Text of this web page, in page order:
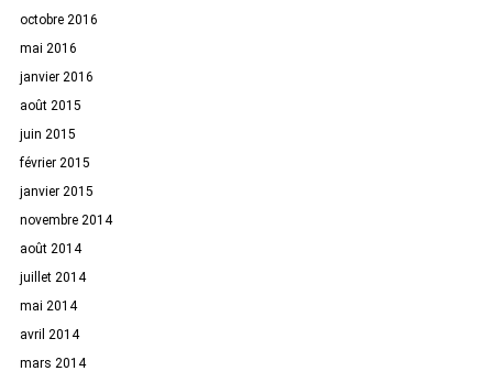
octobre 2016
mai 2016
janvier 2016
août 2015
juin 2015
février 2015
janvier 2015
novembre 2014
août 2014
juillet 2014
mai 2014
avril 2014
mars 2014